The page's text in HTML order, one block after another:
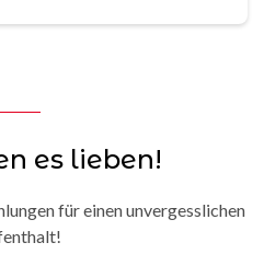
es lieben!
für einen unvergesslichen